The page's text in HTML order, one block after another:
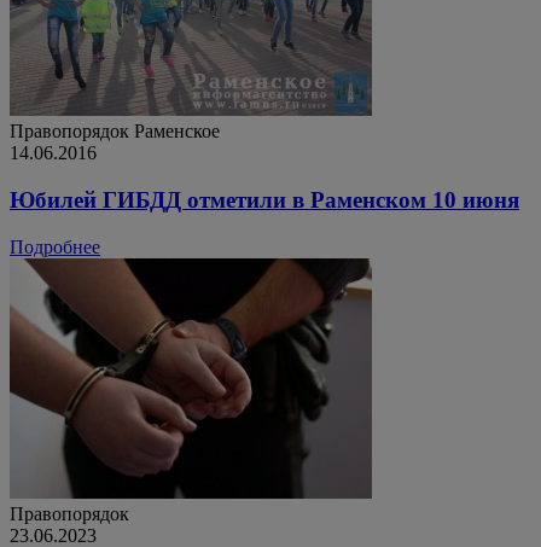
Правопорядок Раменское
14.06.2016
Юбилей ГИБДД отметили в Раменском 10 июня
Подробнее
Правопорядок
23.06.2023